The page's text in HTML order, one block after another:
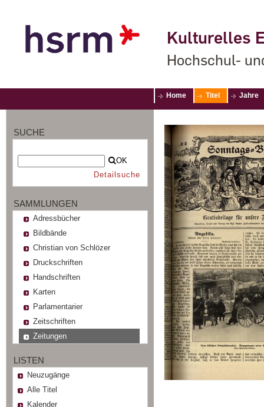
Kulturelles
Hochschul-
Home Titel Jahre
SUCHE
OK
Detailsuche
SAMMLUNGEN
Adressbücher
Bildbände
Christian von Schlözer
Druckschriften
Handschriften
Karten
Parlamentarier
Zeitschriften
Zeitungen
LISTEN
Neuzugänge
Alle Titel
Kalender